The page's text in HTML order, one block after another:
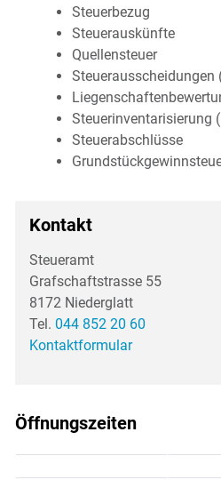
Steuerbezug
Steuerauskünfte
Quellensteuer
Steuerausscheidungen
Steuerinventarisierung
Steuerabschlüsse
Kontakt
Steueramt
Grafschaftstrasse 55
8172 Niederglatt
Tel. 044 852 20 60
Kontaktformular
Öffnungszeiten